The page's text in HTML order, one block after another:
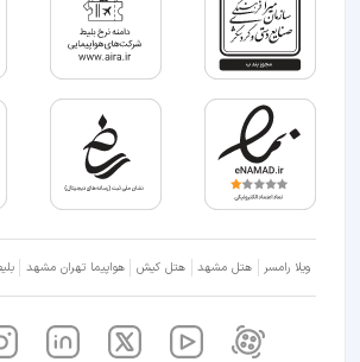
ویلا رامسر هتل مشهد هتل کیش هواپیما تهران مشهد